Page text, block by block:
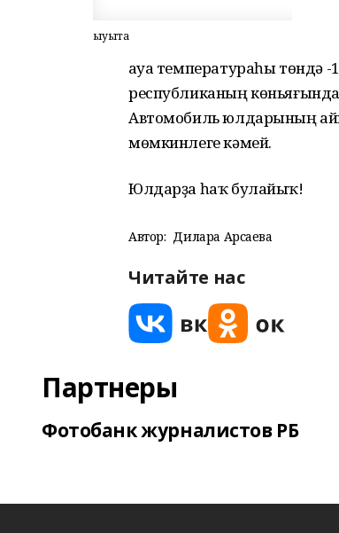
Һыуыта
Һауа температураһы төндә
республиканың көньяғында
Автомобиль юлдарының
мөмкинлеге кәмей.
Юлдарҙа һаҡ булайыҡ!
Автор: Дилара Арсаева
Читайте нас
Партнеры
Фотобанк журналистов РБ